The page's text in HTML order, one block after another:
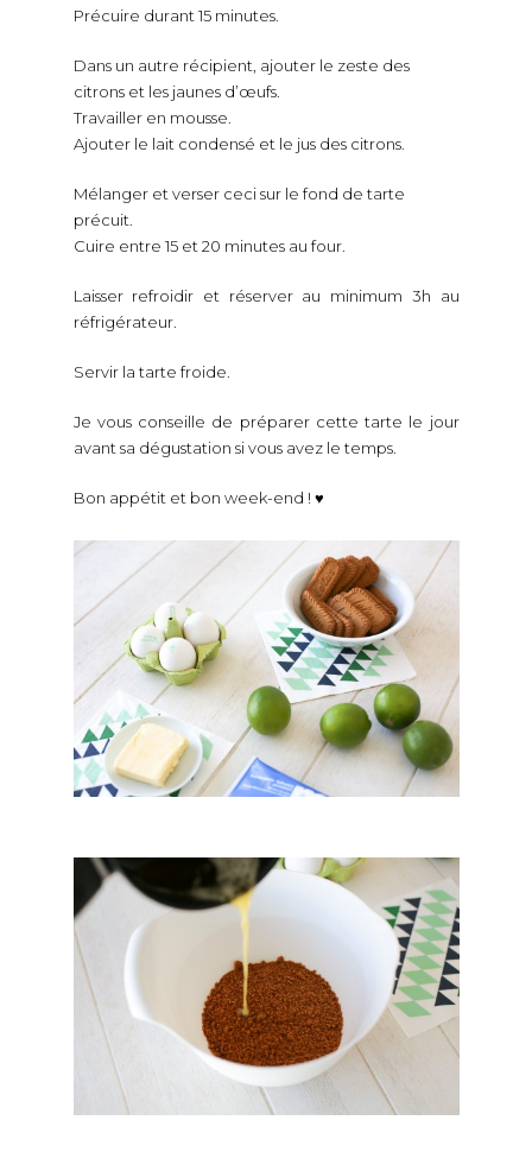
Précuire durant 15 minutes.
Dans un autre récipient, ajouter le zeste des
citrons et les jaunes d’œufs.
Travailler en mousse.
Ajouter le lait condensé et le jus des citrons.
Mélanger et verser ceci sur le fond de tarte
précuit.
Cuire entre 15 et 20 minutes au four.
Laisser refroidir et réserver au minimum 3h au
réfrigérateur.
Servir la tarte froide.
Je vous conseille de préparer cette tarte le jour
avant sa dégustation si vous avez le temps.
Bon appétit et bon week-end ! ♥